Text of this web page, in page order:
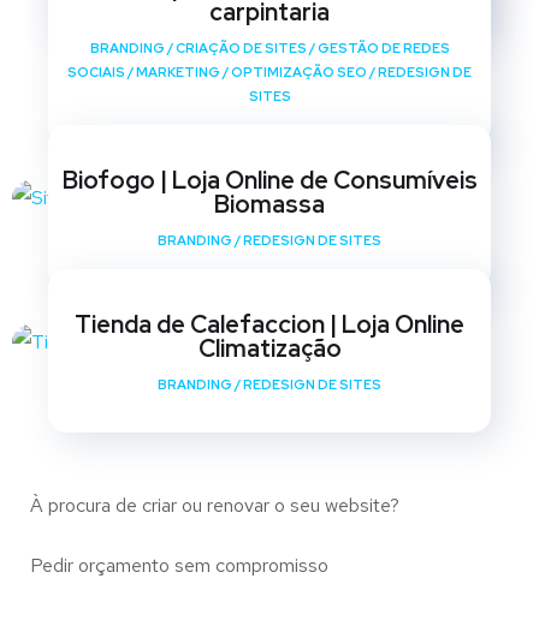
carpintaria
BRANDING /CRIAÇÃO DE SITES /GESTÃO DE REDES
SOCIAIS /MARKETING /OPTIMIZAÇÃO SEO /REDESIGN DE
SITES
Biofogo | Loja Online de Consumíveis
Biomassa
BRANDING /REDESIGN DE SITES
Tienda de Calefaccion | Loja Online
Climatização
BRANDING /REDESIGN DE SITES
À procura de criar ou renovar o seu website?
Pedir orçamento sem compromisso